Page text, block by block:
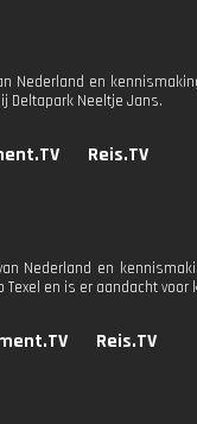
Nederland en
Deltapark Neeltje Jans.
Reis.TV
Nederland en
en is er aandacht
Reis.TV